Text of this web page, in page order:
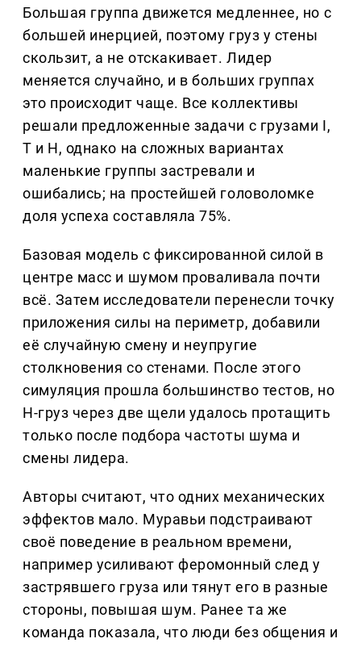
Большая группа движется медленнее, но с
большей инерцией, поэтому груз у стены
скользит, а не отскакивает. Лидер
меняется случайно, и в больших группах
это происходит чаще. Все коллективы
решали предложенные задачи с грузами I,
T и H, однако на сложных вариантах
маленькие группы застревали и
ошибались; на простейшей головоломке
доля успеха составляла 75%.
Базовая модель с фиксированной силой в
центре масс и шумом проваливала почти
всё. Затем исследователи перенесли точку
приложения силы на периметр, добавили
её случайную смену и неупругие
столкновения со стенами. После этого
симуляция прошла большинство тестов, но
H-груз через две щели удалось протащить
только после подбора частоты шума и
смены лидера.
Авторы считают, что одних механических
эффектов мало. Муравьи подстраивают
своё поведение в реальном времени,
например усиливают феромонный след у
застрявшего груза или тянут его в разные
стороны, повышая шум. Ранее та же
команда показала, что люди без общения и